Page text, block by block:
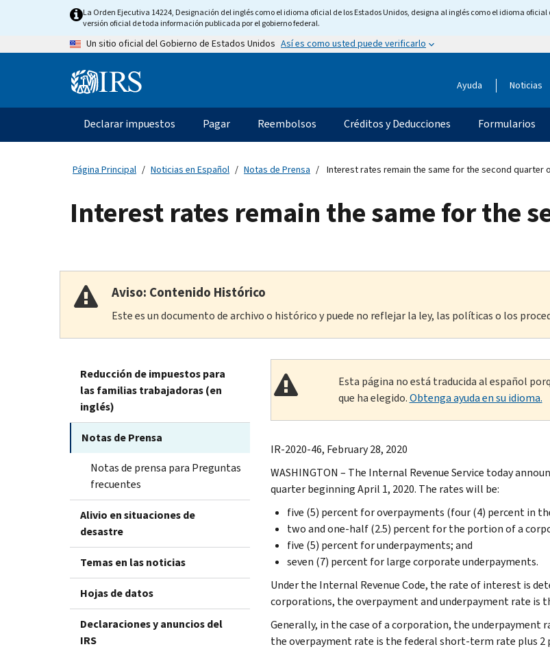
content
La Orden Ejecutiva 14224, Designación del inglés como el idioma oficial de los Estados Unidos, designa al inglés como el idioma
versión oficial de toda información publicada por el gobierno federal.
Un sitio oficial del Gobierno de Estados Unidos Así es como usted puede verificarlo
Information Ayuda Noticias
Navegación
principal
Declarar impuestos Pagar Reembolsos Créditos y Deducciones Formularios
Página Principal Noticias en Español Notas de Prensa Interest rates remain the same for the second quarter
Interest rates remain the same for the
Aviso: Contenido Histórico
Este es un documento de archivo o histórico y puede no reflejar la ley, las políticas o los
Reducción de impuestos para
las familias trabajadoras (en
inglés)
Notas de Prensa
Notas de prensa para Preguntas
frecuentes
Alivio en situaciones de
desastre
Temas en las noticias
Hojas de datos
Declaraciones y anuncios del
IRS
Esta página no está traducida al español
que ha elegido.Obtenga ayuda en su idioma.
IR-2020-46, February 28, 2020
WASHINGTON – The Internal Revenue Service today
quarter beginning April 1, 2020. The rates will be:
five (5) percent for overpayments (four (4) percent in
two and one-half (2.5) percent for the portion of a
five (5) percent for underpayments; and
seven (7) percent for large corporate underpayments.
Under the Internal Revenue Code, the rate of interest is
corporations, the overpayment and underpayment rate is
Generally, in the case of a corporation, the
the overpayment rate is the federal short-term rate plus